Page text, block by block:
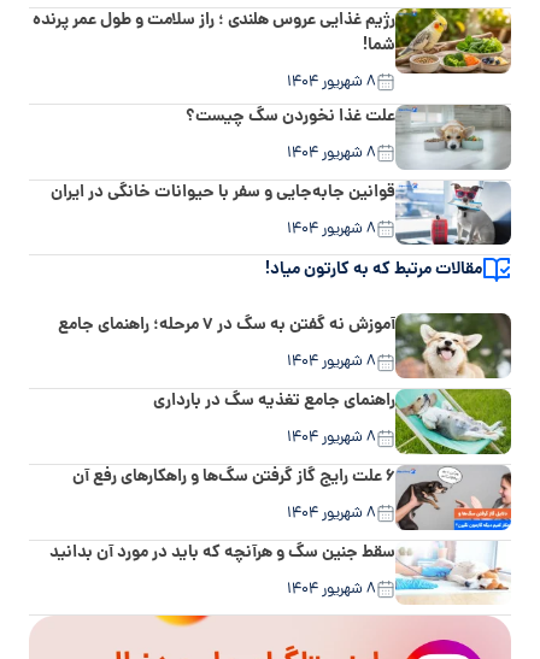
رژیم غذایی عروس هلندی ؛ راز سلامت و طول عمر پرنده
شما!
۸ شهریور ۱۴۰۴
علت غذا نخوردن سگ چیست؟
۸ شهریور ۱۴۰۴
قوانین جابه‌جایی و سفر با حیوانات خانگی در ایران
۸ شهریور ۱۴۰۴
مقالات مرتبط که به کارتون میاد!
آموزش نه گفتن به سگ در ۷ مرحله؛ راهنمای جامع
۸ شهریور ۱۴۰۴
راهنمای جامع تغذیه سگ در بارداری
۸ شهریور ۱۴۰۴
۶ علت رایج گاز گرفتن سگ‌ها و راهکارهای رفع آن
۸ شهریور ۱۴۰۴
سقط جنین سگ و هرآنچه که باید در مورد آن بدانید
۸ شهریور ۱۴۰۴